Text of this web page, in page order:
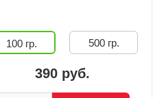
100 гр. 500 гр.
390 руб.